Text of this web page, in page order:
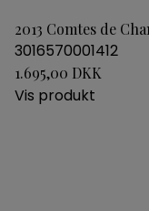
2013 Comtes de
3016570001412
1.695,00 DKK
Vis produkt